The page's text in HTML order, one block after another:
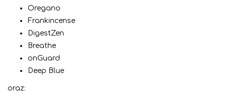
Oregano
Frankincense
DigestZen
Breathe
onGuard
Deep Blue
oraz: